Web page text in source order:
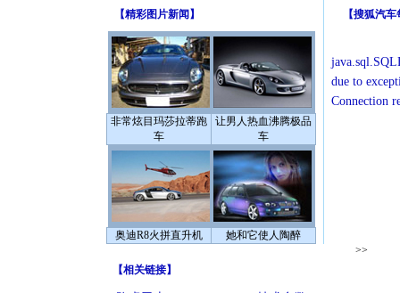
【精彩图片新闻 】
非常炫目玛莎拉蒂跑
车
让男人热血沸腾极品
车
奥迪R8火拼直升机 她和它使人陶醉
【搜狐汽车
due to
Connection
>>
【相关链接】